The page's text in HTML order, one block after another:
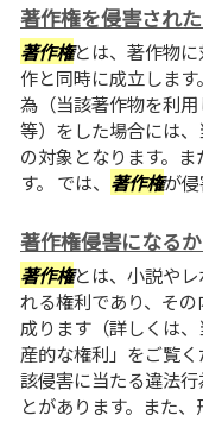
著作権を侵害され
著作権とは、著作物
作と同時に成立します
為（当該著作物を利
等）をした場合には
の対象となります。
す。 では、 著作権が
著作権侵害になる
著作権とは、小説や
れる権利であり、その
成ります（詳しくは
産的な権利」をご覧く
該侵害に当たる違法
とがあります。また